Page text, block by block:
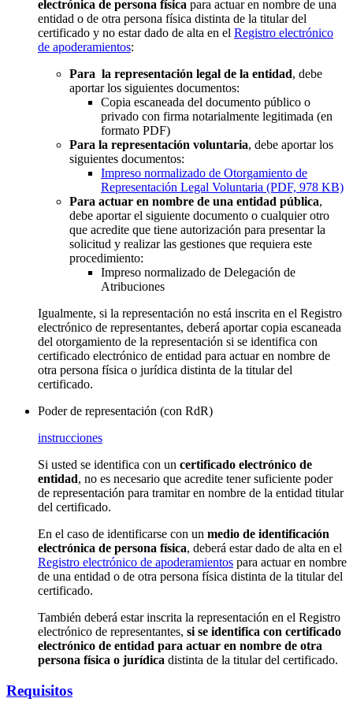
electrónica de persona física para actuar en nombre de una
entidad o de otra persona física distinta de la titular del
certificado y no estar dado de alta en el Registro electrónico
de apoderamientos:
Para la representación legal de la entidad, debe
aportar los siguientes documentos:
Copia escaneada del documento público o
privado con firma notarialmente legitimada (en
formato PDF)
Para la representación voluntaria, debe aportar los
siguientes documentos:
Impreso normalizado de Otorgamiento de
Representación Legal Voluntaria (PDF, 978 KB)
Para actuar en nombre de una entidad pública,
debe aportar el siguiente documento o cualquier otro
que acredite que tiene autorización para presentar la
solicitud y realizar las gestiones que requiera este
procedimiento:
Impreso normalizado de Delegación de
Atribuciones
Igualmente, si la representación no está inscrita en el Registro
electrónico de representantes, deberá aportar copia escaneada
del otorgamiento de la representación si se identifica con
certificado electrónico de entidad para actuar en nombre de
otra persona física o jurídica distinta de la titular del
certificado.
Poder de representación (con RdR)
instrucciones
Si usted se identifica con un certificado electrónico de
entidad, no es necesario que acredite tener suficiente poder
de representación para tramitar en nombre de la entidad titular
del certificado.
En el caso de identificarse con un medio de identificación
electrónica de persona física, deberá estar dado de alta en el
Registro electrónico de apoderamientos para actuar en nombre
de una entidad o de otra persona física distinta de la titular del
certificado.
También deberá estar inscrita la representación en el Registro
electrónico de representantes, si se identifica con certificado
electrónico de entidad para actuar en nombre de otra
persona física o jurídica distinta de la titular del certificado.
Requisitos